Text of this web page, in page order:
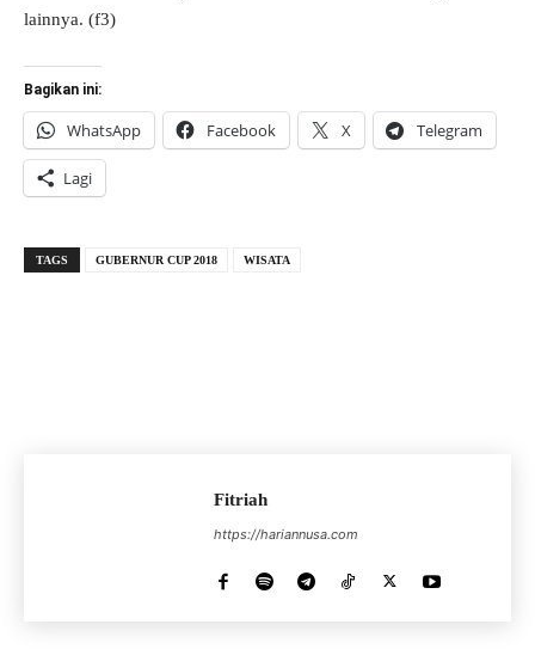
lainnya. (f3)
Bagikan ini:
WhatsApp Facebook X Telegram
Lagi
TAGS GUBERNUR CUP 2018 WISATA
Fitriah
https://hariannusa.com